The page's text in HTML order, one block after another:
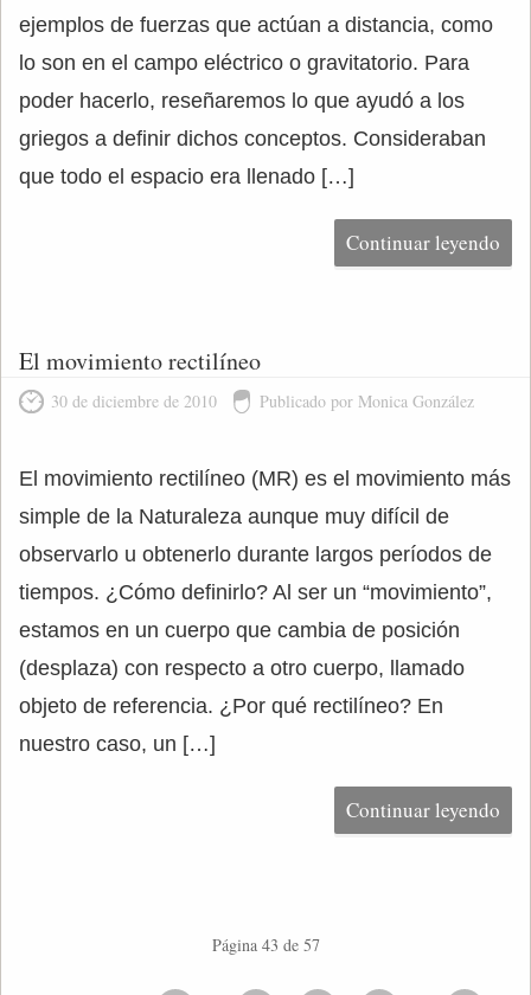
ejemplos de fuerzas que actúan a distancia, como
lo son en el campo eléctrico o gravitatorio. Para
poder hacerlo, reseñaremos lo que ayudó a los
griegos a definir dichos conceptos. Consideraban
que todo el espacio era llenado […]
Continuar leyendo
El movimiento rectilíneo
30 de diciembre de 2010 Publicado por Monica González
El movimiento rectilíneo (MR) es el movimiento más
simple de la Naturaleza aunque muy difícil de
observarlo u obtenerlo durante largos períodos de
tiempos. ¿Cómo definirlo? Al ser un “movimiento”,
estamos en un cuerpo que cambia de posición
(desplaza) con respecto a otro cuerpo, llamado
objeto de referencia. ¿Por qué rectilíneo? En
nuestro caso, un […]
Continuar leyendo
Página 43 de 57